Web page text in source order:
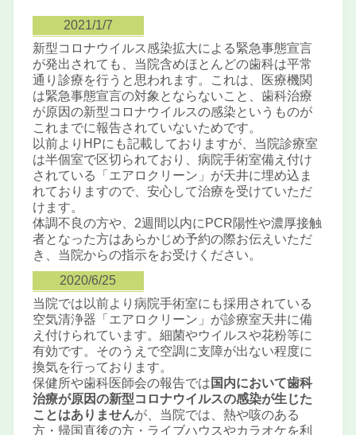
2021/1/7
新型コロナウイルス感染拡大による緊急事態宣言
が発出されても、当院含めほとんどの歯科は平常
通り診療を行うと思われます。これは、医療機関
は緊急事態宣言の対象とならないこと、歯科治療
が原因の新型コロナウイルスの感染というものが
これまでに報告されていないためです。
以前よりHPにも記載しておりますが、当院診療室
は半個室で区切られており、病院手術室備え付け
されている「エアロクリーン」が天井に埋め込ま
れておりますので、安心して治療を受けていただ
けます。
体調不良の方や、2週間以内にPCR陽性や濃厚接触
者となった方はあらかじめ予約の際お伝えいただ
き、当院からの指示をお受けください。
2020/6/25
当院では以前より病院手術室にも採用されている
空気清浄器「エアロクリーン」が診療室天井に備
え付けられています。細菌やウイルスや花粉等に
有効です。そのうえで空調に支障が出ない程度に
換気を行っております。
保健所や歯科医師会の報告では 国内において歯科
治療が原因の新型コロナウイルスの感染が生じた
ことはありませんが、当院では、熱や咳のある
方・帰国直後の方・ライブハウスやカラオケを利